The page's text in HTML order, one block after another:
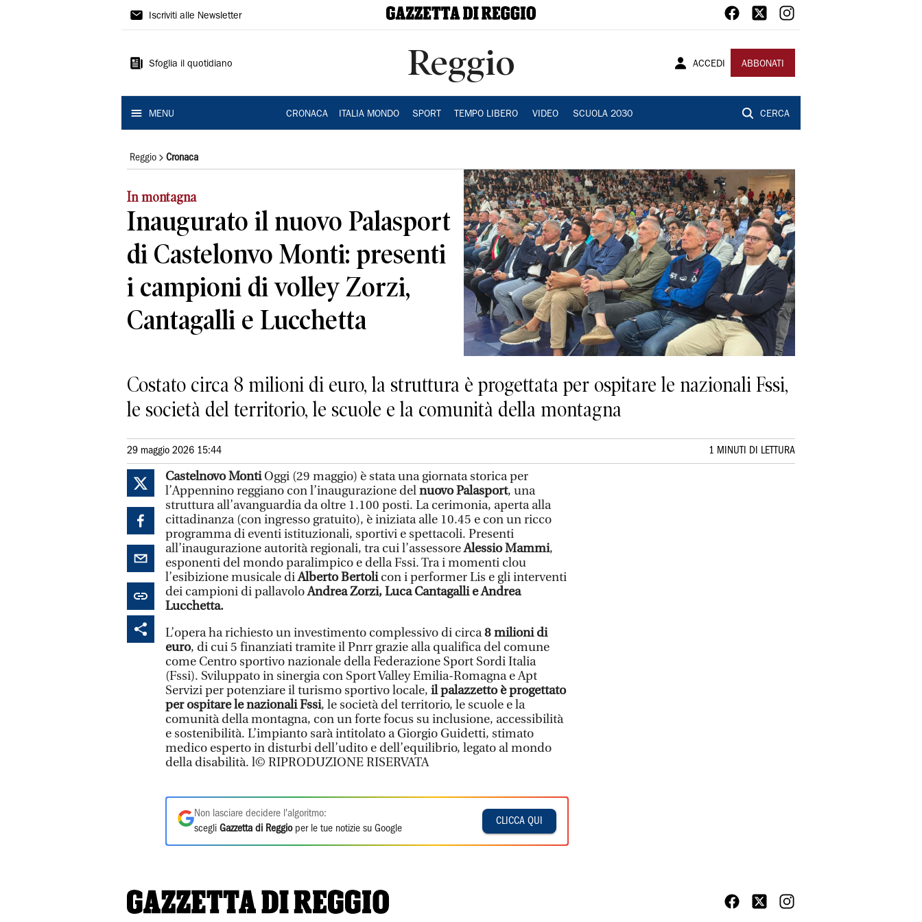
Gazzetta
Reggio
Iscriviti alle Newsletter
Sfoglia il quotidiano Reggio ACCEDI ABBONATI
MENU CRONACA ITALIA MONDO SPORT TEMPO LIBERO VIDEO SCUOLA 2030 CERCA
Reggio Cronaca
In montagna
Inaugurato il nuovo Palasport
di Castelonvo Monti: presenti
i campioni di volley Zorzi,
Cantagalli e Lucchetta
Costato circa 8 milioni di euro, la struttura è progettata per ospitare le nazionali Fssi,
le società del territorio, le scuole e la comunità della montagna
29 maggio 2026 15:44 1 MINUTI DI LETTURA
Castelnovo MontiOggi (29 maggio) è stata una giornata storica per
l’Appennino reggiano con l’inaugurazione delnuovo Palasport, una
struttura all’avanguardia da oltre 1.100 posti. La cerimonia, aperta alla
cittadinanza (con ingresso gratuito), è iniziata alle 10.45 e con un ricco
programma di eventi istituzionali, sportivi e spettacoli. Presenti
all’inaugurazione autorità regionali, tra cui l’assessoreAlessio Mammi,
esponenti del mondo paralimpico e della Fssi. Tra i momenti clou
l’esibizione musicale diAlberto Bertolicon i performer Lis e gli interventi
dei campioni di pallavoloAndrea Zorzi, Luca Cantagalli e Andrea
Lucchetta.
L’opera ha richiesto un investimento complessivo di circa8 milioni di
euro, di cui 5 finanziati tramite il Pnrr grazie alla qualifica del comune
come Centro sportivo nazionale della Federazione Sport Sordi Italia
(Fssi). Sviluppato in sinergia con Sport Valley Emilia-Romagna e Apt
Servizi per potenziare il turismo sportivo locale, il palazzetto è progettato
per ospitare le nazionali Fssi, le società del territorio, le scuole e la
comunità della montagna, con un forte focus su inclusione, accessibilità
e sostenibilità. L’impianto sarà intitolato a Giorgio Guidetti, stimato
medico esperto in disturbi dell’udito e dell’equilibrio, legato al mondo
della disabilità. l© RIPRODUZIONE RISERVATA
Non lasciare decidere l'algoritmo:
scegli Gazzetta di Reggioper le tue notizie su Google
CLICCA QUI